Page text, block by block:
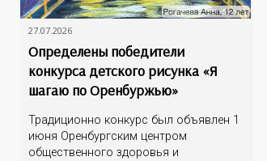
27.07.2026
Определены победители
конкурса детского рисунка «Я
шагаю по Оренбуржью»
Традиционно конкурс был объявлен 1
июня Оренбургским центром
общественного здоровья и